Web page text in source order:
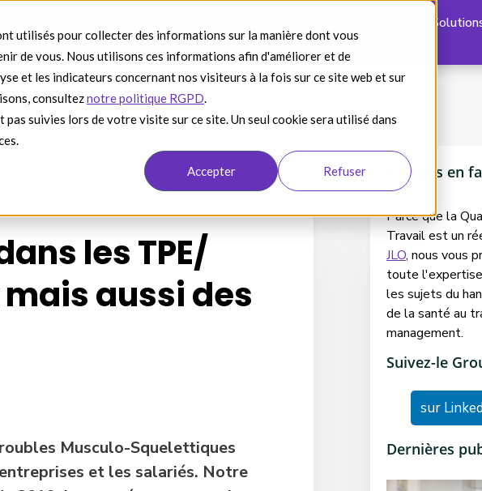
utilisés pour collecter des informations sur la manière dont vous
de vous. Nous utilisons ces informations afin d'améliorer et de
et les indicateurs concernant nos visiteurs à la fois sur ce site web et sur
consulteznotre politique RGPD.
suivies lors de votre visite sur ce site. Un seul cookie sera utilisé dans
Accepter Refuser
les TPE/
mais aussi des
Musculo-Squelettiques
et les salariés. Notre
Engagés en
Parce que la
Travail est un
JLO, nous vous
toute
les sujets du
de la santé au
management.
Suivez-le
sur
Dernières